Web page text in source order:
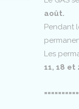
août.
Pendant
Les
11, 18 et